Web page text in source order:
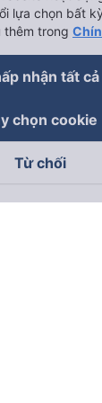
trên
lựa chọn bất
thêm trong
nhận tất cả
chọn cookie
Từ chối